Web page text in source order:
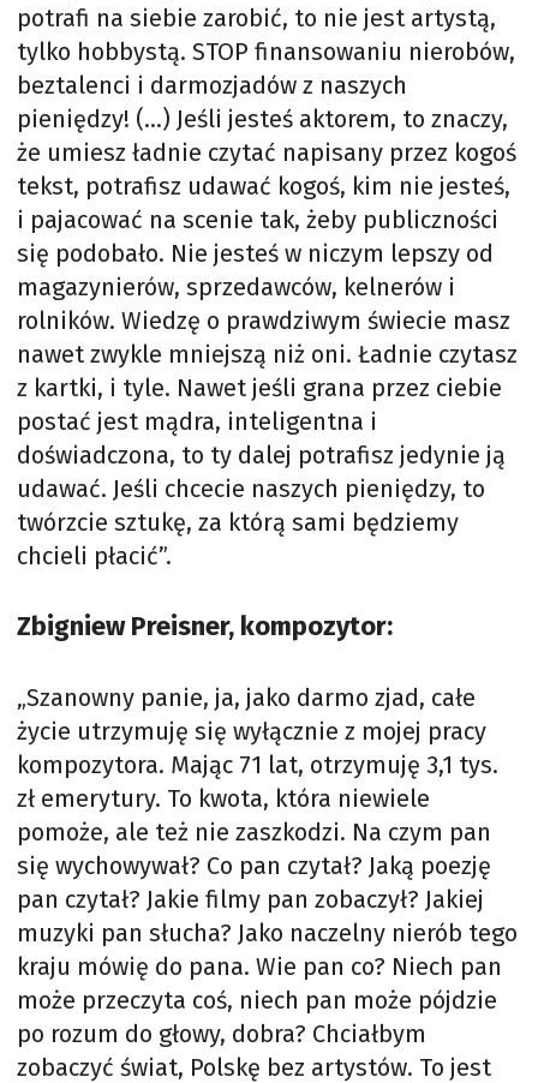
potrafi na siebie zarobić, to nie jest artystą,
tylko hobbystą. STOP finansowaniu nierobów,
beztalenci i darmozjadów z naszych
pieniędzy! (…) Jeśli jesteś aktorem, to znaczy,
że umiesz ładnie czytać napisany przez kogoś
tekst, potrafisz udawać kogoś, kim nie jesteś,
i pajacować na scenie tak, żeby publiczności
się podobało. Nie jesteś w niczym lepszy od
magazynierów, sprzedawców, kelnerów i
rolników. Wiedzę o prawdziwym świecie masz
nawet zwykle mniejszą niż oni. Ładnie czytasz
z kartki, i tyle. Nawet jeśli grana przez ciebie
postać jest mądra, inteligentna i
doświadczona, to ty dalej potrafisz jedynie ją
udawać. Jeśli chcecie naszych pieniędzy, to
twórzcie sztukę, za którą sami będziemy
chcieli płacić”.
Zbigniew Preisner, kompozytor:
„Szanowny panie, ja, jako darmo zjad, całe
życie utrzymuję się wyłącznie z mojej pracy
kompozytora. Mając 71 lat, otrzymuję 3,1 tys.
zł emerytury. To kwota, która niewiele
pomoże, ale też nie zaszkodzi. Na czym pan
się wychowywał? Co pan czytał? Jaką poezję
pan czytał? Jakie filmy pan zobaczył? Jakiej
muzyki pan słucha? Jako naczelny nierób tego
kraju mówię do pana. Wie pan co? Niech pan
może przeczyta coś, niech pan może pójdzie
po rozum do głowy, dobra? Chciałbym
zobaczyć świat, Polskę bez artystów. To jest